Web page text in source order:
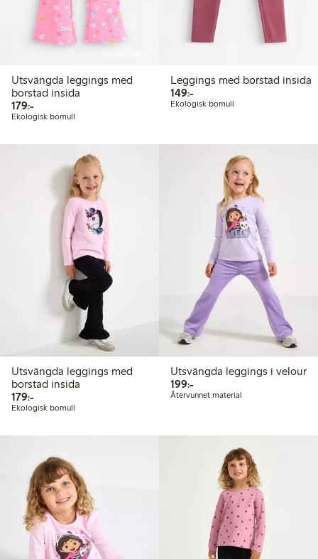
Utsvängda leggings med
borstad insida
179:-179,00 kr
Ekologisk bomull
Leggings med borstad insida
149:-149,00 kr
Ekologisk bomull
Utsvängda leggings med
borstad insida
179:-179,00 kr
Ekologisk bomull
Utsvängda leggings i velour
199:-199,00 kr
Återvunnet material